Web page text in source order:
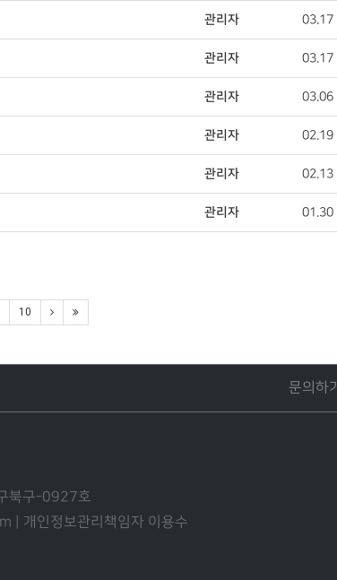
관리자 03.17
관리자 03.17
관리자 03.06
관리자 02.19
관리자 02.13
관리자 01.30
10
문의하기
북구-0927호
인정보관리책임자 이용수